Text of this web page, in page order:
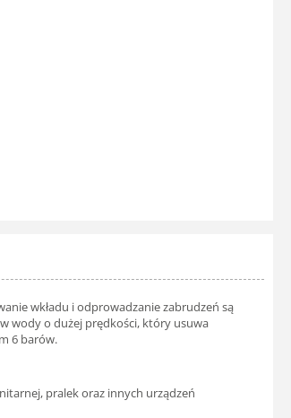
wkładu i odprowadzanie zabrudzeń są
wody o dużej prędkości, który usuwa
6 barów.
pralek oraz innych urządzeń